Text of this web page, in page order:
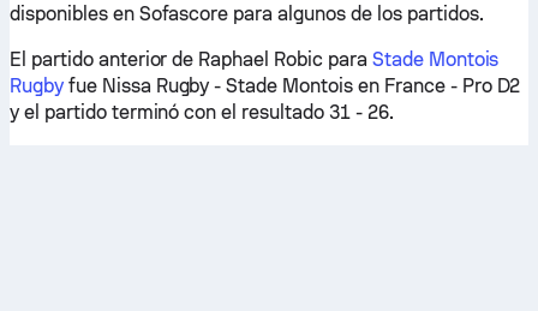
disponibles en Sofascore para algunos de los partidos.
El partido anterior de Raphael Robic para Stade Montois
Rugbyfue Nissa Rugby - Stade Montois en France - Pro D2
y el partido terminó con el resultado 31 - 26.